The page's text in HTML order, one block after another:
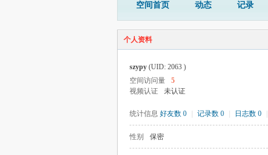
空间首页 动态 记录
个人资料
szypy (UID: 2063 )
空间访问量
5
视频认证
未认证
统计信息 好友数 0 记录数 0 日志数 0
性别 保密